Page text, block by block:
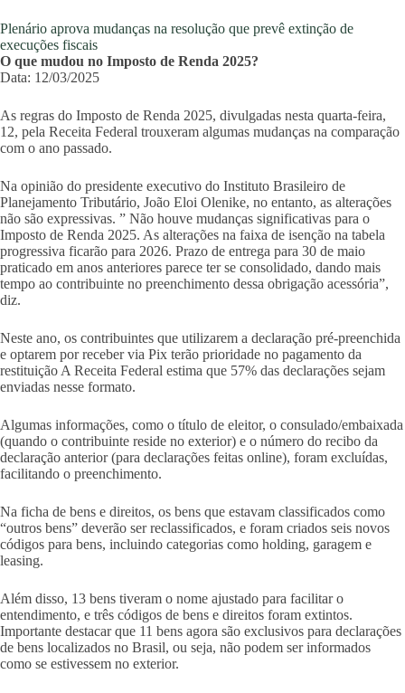
Plenário aprova mudanças na resolução que prevê extinção de
execuções fiscais
O que mudou no Imposto de Renda 2025?
Data: 12/03/2025
As regras do Imposto de Renda 2025, divulgadas nesta quarta-feira,
12, pela Receita Federal trouxeram algumas mudanças na comparação
com o ano passado.
Na opinião do presidente executivo do Instituto Brasileiro de
Planejamento Tributário, João Eloi Olenike, no entanto, as alterações
não são expressivas. ” Não houve mudanças significativas para o
Imposto de Renda 2025. As alterações na faixa de isenção na tabela
progressiva ficarão para 2026. Prazo de entrega para 30 de maio
praticado em anos anteriores parece ter se consolidado, dando mais
tempo ao contribuinte no preenchimento dessa obrigação acessória”,
diz.
Neste ano, os contribuintes que utilizarem a declaração pré-preenchida
e optarem por receber via Pix terão prioridade no pagamento da
restituição A Receita Federal estima que 57% das declarações sejam
enviadas nesse formato.
Algumas informações, como o título de eleitor, o consulado/embaixada
(quando o contribuinte reside no exterior) e o número do recibo da
declaração anterior (para declarações feitas online), foram excluídas,
facilitando o preenchimento.
Na ficha de bens e direitos, os bens que estavam classificados como
“outros bens” deverão ser reclassificados, e foram criados seis novos
códigos para bens, incluindo categorias como holding, garagem e
leasing.
Além disso, 13 bens tiveram o nome ajustado para facilitar o
entendimento, e três códigos de bens e direitos foram extintos.
Importante destacar que 11 bens agora são exclusivos para declarações
de bens localizados no Brasil, ou seja, não podem ser informados
como se estivessem no exterior.